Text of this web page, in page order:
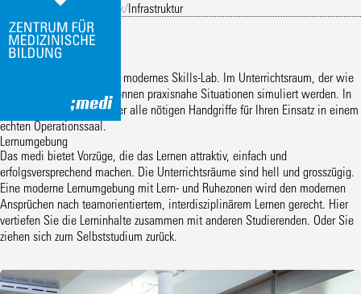
Operationstechnik/Infrastruktur
Infrastruktur
Am Puls der Praxis
Das medi verfügt über ein modernes Skills-Lab. Im Unterrichtsraum, der wie
ein OP ausgestattet ist, können praxisnahe Situationen simuliert werden. In
Kleingruppen üben Sie hier alle nötigen Handgriffe für Ihren Einsatz in einem
echten Operationssaal.
Lernumgebung
Das medi bietet Vorzüge, die das Lernen attraktiv, einfach und
erfolgsversprechend machen. Die Unterrichtsräume sind hell und grosszügig.
Eine moderne Lernumgebung mit Lern- und Ruhezonen wird den modernen
Ansprüchen nach teamorientiertem, interdisziplinärem Lernen gerecht. Hier
vertiefen Sie die Lerninhalte zusammen mit anderen Studierenden. Oder Sie
ziehen sich zum Selbststudium zurück.